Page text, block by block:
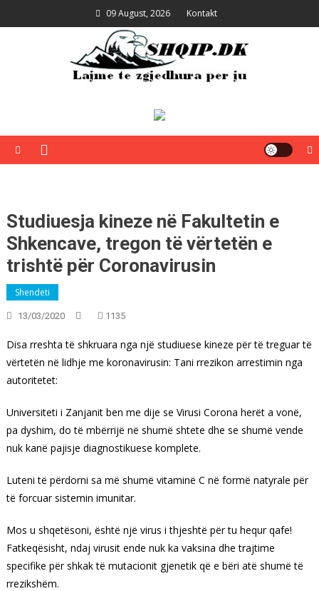
to
09 August, 2026 Kontakt
Studiuesja kineze në Fakultetin e
Shkencave, tregon të vërtetën e
trishtë për Coronavirusin
Shendeti
13/03/2020 1135
Disa rreshta të shkruara nga një studiuese kineze për të treguar të
vërtetën në lidhje me koronavirusin: Tani rrezikon arrestimin nga
autoritetet:
Universiteti i Zanjanit ben me dije se Virusi Corona herët a vonë,
pa dyshim, do të mbërrijë në shumë shtete dhe se shumë vende
nuk kanë pajisje diagnostikuese komplete.
Luteni të përdorni sa më shumë vitaminë C në formë natyrale për
të forcuar sistemin imunitar.
Mos u shqetësoni, është një virus i thjeshtë për tu hequr qafe!
Fatkeqësisht, ndaj virusit ende nuk ka vaksina dhe trajtime
specifike për shkak të mutacionit gjenetik që e bëri atë shumë të
rrezikshëm.